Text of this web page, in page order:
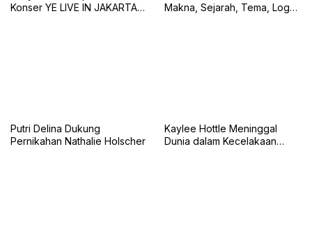
Konser YE LIVE IN JAKARTA
Makna, Sejarah, Tema, Logo,
Putri Delina Dukung
Pernikahan Nathalie Holscher
Kaylee Hottle Meninggal
Dunia dalam Kecelakaan